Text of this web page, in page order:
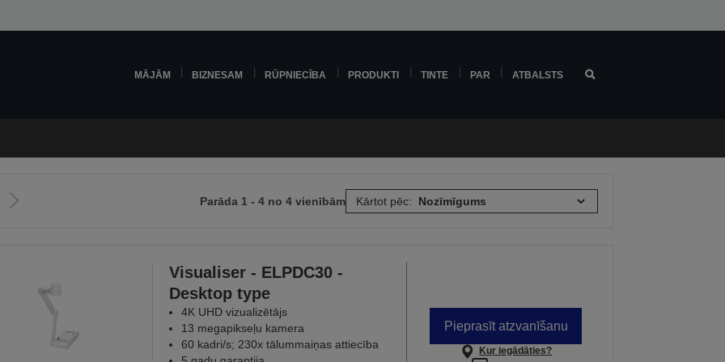
MĀJĀM BIZNESAM RŪPNIECĪBA PRODUKTI TINTE PAR ATBALSTS
Iet
Parāda 1 - 4 no 4 vienībām Kārtot pēc:
Visualiser - ELPDC30 -
Desktop type
4K UHD vizualizētājs
13 megapikseļu kamera
60 kadri/s; 230x tālummaiņas attiecība
Pieprasīt atzvanīšanu
Kur iegādāties?